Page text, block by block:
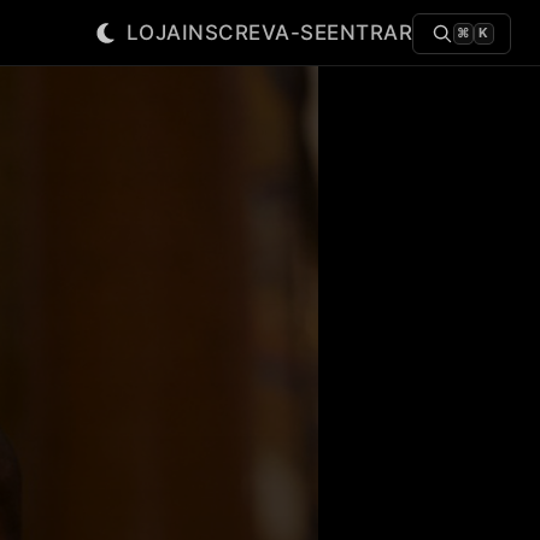
LOJAINSCREVA-SEENTRAR ⌘ K